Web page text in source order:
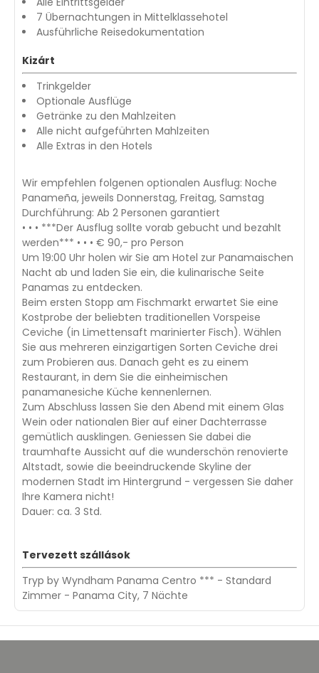
7 Übernachtungen in Mittelklassehotel
Ausführliche Reisedokumentation
Kizárt
Trinkgelder
Optionale Ausflüge
Getränke zu den Mahlzeiten
Alle nicht aufgeführten Mahlzeiten
Alle Extras in den Hotels
Wir empfehlen folgenen optionalen Ausflug: Noche
Panameña, jeweils Donnerstag, Freitag, Samstag
Durchführung: Ab 2 Personen garantiert
• • • ***Der Ausflug sollte vorab gebucht und bezahlt
werden*** • • • € 90,- pro Person
Um 19:00 Uhr holen wir Sie am Hotel zur Panamaischen
Nacht ab und laden Sie ein, die kulinarische Seite
Panamas zu entdecken.
Beim ersten Stopp am Fischmarkt erwartet Sie eine
Kostprobe der beliebten traditionellen Vorspeise
Ceviche (in Limettensaft marinierter Fisch). Wählen
Sie aus mehreren einzigartigen Sorten Ceviche drei
zum Probieren aus. Danach geht es zu einem
Restaurant, in dem Sie die einheimischen
panamanesiche Küche kennenlernen.
Zum Abschluss lassen Sie den Abend mit einem Glas
Wein oder nationalen Bier auf einer Dachterrasse
gemütlich ausklingen. Geniessen Sie dabei die
traumhafte Aussicht auf die wunderschön renovierte
Altstadt, sowie die beeindruckende Skyline der
modernen Stadt im Hintergrund - vergessen Sie daher
Ihre Kamera nicht!
Dauer: ca. 3 Std.
Tervezett szállások
Tryp by Wyndham Panama Centro *** - Standard
Zimmer - Panama City, 7 Nächte